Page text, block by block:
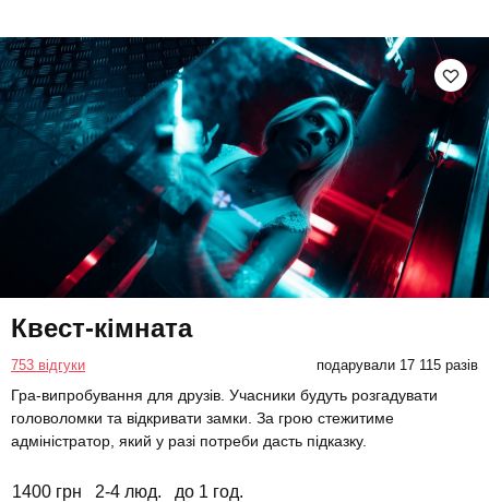
Квест-кімната
753 відгуки подарували 17 115 разів
Гра-випробування для друзів. Учасники будуть розгадувати
головоломки та відкривати замки. За грою стежитиме
адміністратор, який у разі потреби дасть підказку.
1400 грн 2-4 люд. до 1 год.